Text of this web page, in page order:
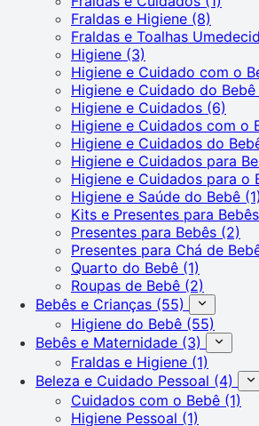
Fraldas e Higiene (8)
Fraldas e Toalhas
Higiene (3)
Higiene e Cuidado com o
Higiene e Cuidado do Bebê
Higiene e Cuidados (6)
Higiene e Cuidados com o
Higiene e Cuidados do
Higiene e Cuidados para
Higiene e Cuidados para o
Higiene e Saúde do Bebê (1)
Kits e Presentes para Bebês
Presentes para Bebês (2)
Presentes para Chá de
Quarto do Bebê (1)
Roupas de Bebê (2)
Bebês e Crianças (55)
Higiene do Bebê (55)
Bebês e Maternidade (3)
Fraldas e Higiene (1)
Beleza e Cuidado Pessoal (4)
Cuidados com o Bebê (1)
Higiene Pessoal (1)